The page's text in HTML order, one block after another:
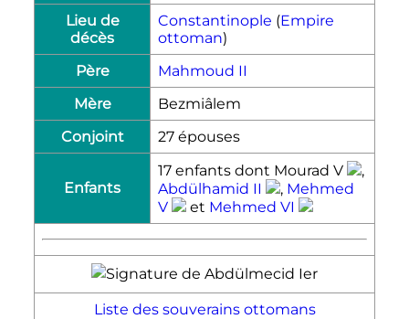
Lieu de
décès
Constantinople (Empire
ottoman)
Père
Mahmoud II
Mère
Bezmiâlem
Conjoint
27 épouses
Enfants
17 enfants dont Mourad V
,
Abdülhamid II , Mehmed
V
et Mehmed VI
Liste des souverains ottomans